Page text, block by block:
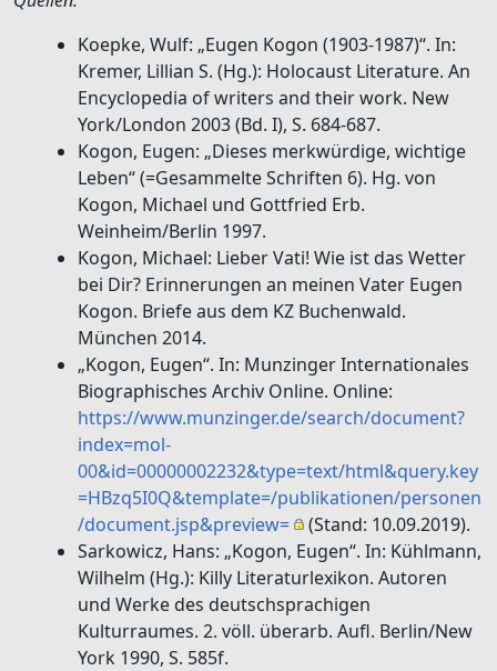
Koepke, Wulf: „Eugen Kogon (1903-1987)“. In:
Kremer, Lillian S. (Hg.): Holocaust Literature. An
Encyclopedia of writers and their work. New
York/London 2003 (Bd. I), S. 684-687.
Kogon, Eugen: „Dieses merkwürdige, wichtige
Leben“ (=Gesammelte Schriften 6). Hg. von
Kogon, Michael und Gottfried Erb.
Weinheim/Berlin 1997.
Kogon, Michael: Lieber Vati! Wie ist das Wetter
bei Dir? Erinnerungen an meinen Vater Eugen
Kogon. Briefe aus dem KZ Buchenwald.
München 2014.
„Kogon, Eugen“. In: Munzinger Internationales
Biographisches Archiv Online. Online:
https://www.munzinger.de/search/document?
index=mol-
00&id=00000002232&type=text/html&query.key
=HBzq5I0Q&template=/publikationen/personen
/document.jsp&preview= (Stand: 10.09.2019).
Sarkowicz, Hans: „Kogon, Eugen“. In: Kühlmann,
Wilhelm (Hg.): Killy Literaturlexikon. Autoren
und Werke des deutschsprachigen
Kulturraumes. 2. völl. überarb. Aufl. Berlin/New
York 1990, S. 585f.